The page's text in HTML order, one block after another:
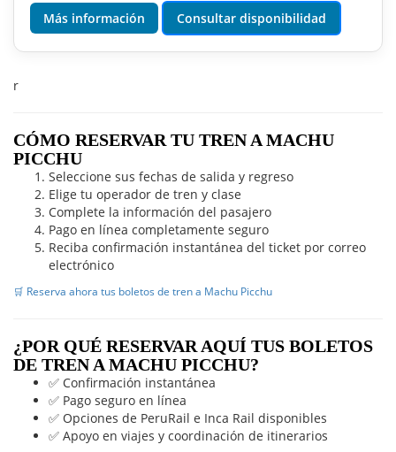
Más información Consultar disponibilidad
r
CÓMO RESERVAR TU TREN A MACHU
PICCHU
Seleccione sus fechas de salida y regreso
Elige tu operador de tren y clase
Complete la información del pasajero
Pago en línea completamente seguro
Reciba confirmación instantánea del ticket por correo
electrónico
🛒 Reserva ahora tus boletos de tren a Machu Picchu
¿POR QUÉ RESERVAR AQUÍ TUS BOLETOS
DE TREN A MACHU PICCHU?
✅ Confirmación instantánea
✅ Pago seguro en línea
✅ Opciones de PeruRail e Inca Rail disponibles
✅ Apoyo en viajes y coordinación de itinerarios